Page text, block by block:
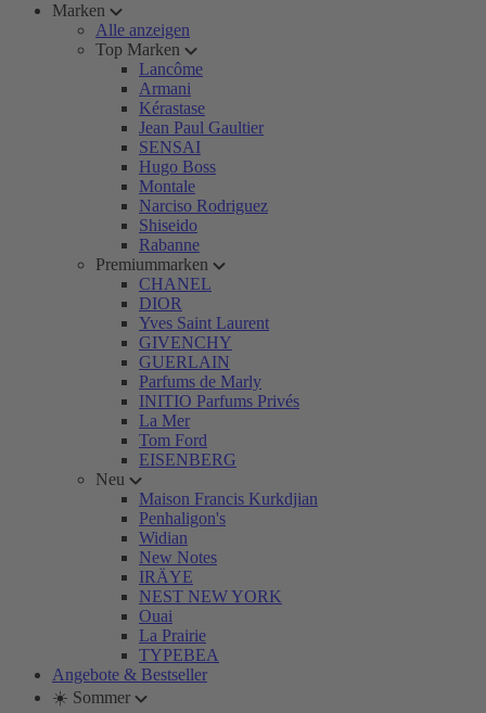
Marken
Alle anzeigen
Top Marken
Lancôme
Armani
Kérastase
Jean Paul Gaultier
SENSAI
Hugo Boss
Montale
Narciso Rodriguez
Shiseido
Rabanne
Premiummarken
CHANEL
DIOR
Yves Saint Laurent
GIVENCHY
GUERLAIN
Parfums de Marly
INITIO Parfums Privés
La Mer
Tom Ford
EISENBERG
Neu
Maison Francis Kurkdjian
Penhaligon's
Widian
New Notes
IRÄYE
NEST NEW YORK
Ouai
La Prairie
TYPEBEA
Angebote & Bestseller
☀️ Sommer